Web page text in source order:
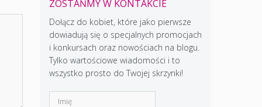
ZOSTAŃMY W KONTAKCIE
Dołącz do kobiet, które jako pierwsze
dowiadują się o specjalnych promocjach
i konkursach oraz nowościach na blogu.
Tylko wartościowe wiadomości i to
wszystko prosto do Twojej skrzynki!